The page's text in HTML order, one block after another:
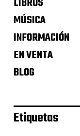
MÚSICA
INFORMACIÓN
EN VENTA
BLOG
Etiquetas